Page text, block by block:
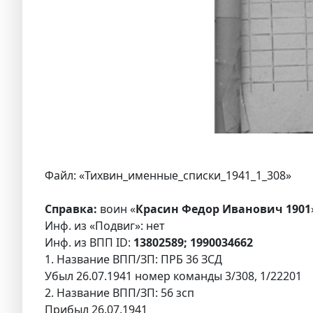
Файл: «Тихвин_именные_списки_1941_1_308»
Справка: воин «Красин Федор Иванович 1901
Инф. из «Подвиг»: нет
Инф. из ВПП ID: 13802589; 1990034662
1. Название ВПП/ЗП: ПРБ 36 ЗСД
Убыл 26.07.1941 номер команды 3/308, 1/22201
2. Название ВПП/ЗП: 56 зсп
Прибыл 26.07.1941